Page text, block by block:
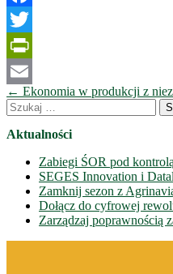
Facebook
Twitter
PrintFriendly
Email
Nawigacja
wpisów
← Ekonomia w produkcji z
Szukaj:
Aktualności
Zabiegi ŚOR pod
SEGES Innovation i
Zamknij sezon z
Dołącz do cyfrowej
Zarządzaj poprawnością